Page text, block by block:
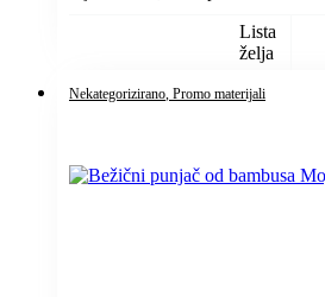
Lista
želja
Nekategorizirano , Promo materijali